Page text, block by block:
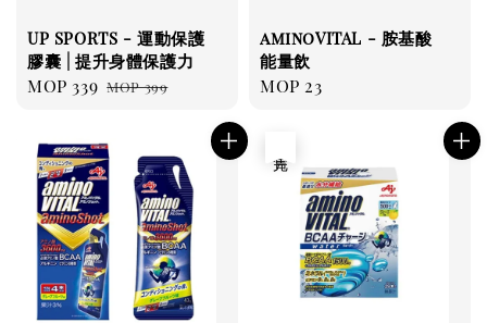
UP SPORTS - 運動保護
膠囊 | 提升身體保護力
Sale
MOP 339 Regular
MOP 399
aminoVITAL - 胺基酸
能量飲
Regular
MOP 23